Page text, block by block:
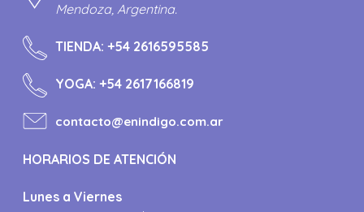
Mendoza, Argentina.
TIENDA:+54 2616595585
YOGA:+54 2617166819
contacto@enindigo.com.ar
HORARIOS DE ATENCIÓN
Lunes a Viernes